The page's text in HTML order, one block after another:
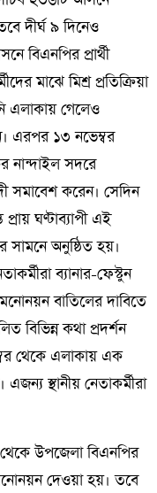
দীর্ঘ ৯ দিনেও
বিএনপির প্রার্থী
মাঝে মিশ্র প্রতিক্রিয়া
এলাকায় গেলেও
এরপর ১৩ নভেম্বর
নান্দাইল সদরে
সমাবেশ করেন। সেদিন
ঘণ্টাব্যাপী এই
অনুষ্ঠিত হয়।
ব্যানার-ফেস্টুন
বাতিলের দাবিতে
বিভিন্ন কথা প্রদর্শন
থেকে এলাকায় এক
স্থানীয় নেতাকর্মীরা
উপজেলা বিএনপির
দেওয়া হয়। তবে